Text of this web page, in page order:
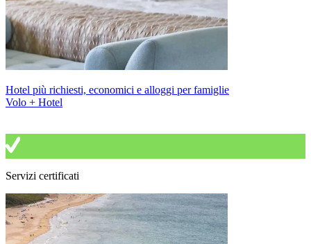
Hotel più richiesti, economici e alloggi per famiglie
Volo + Hotel
Servizi certificati